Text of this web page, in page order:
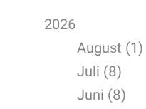
2026
August (1)
Juli (8)
Juni (8)